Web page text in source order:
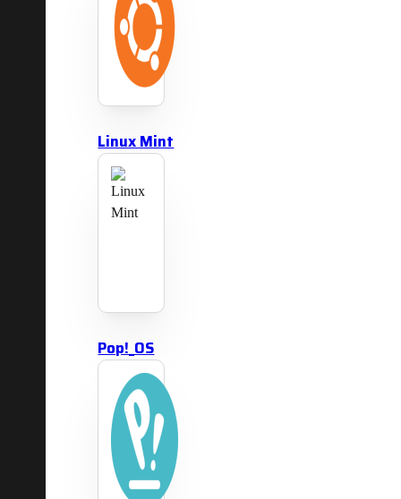
Linux Mint
Pop!_OS